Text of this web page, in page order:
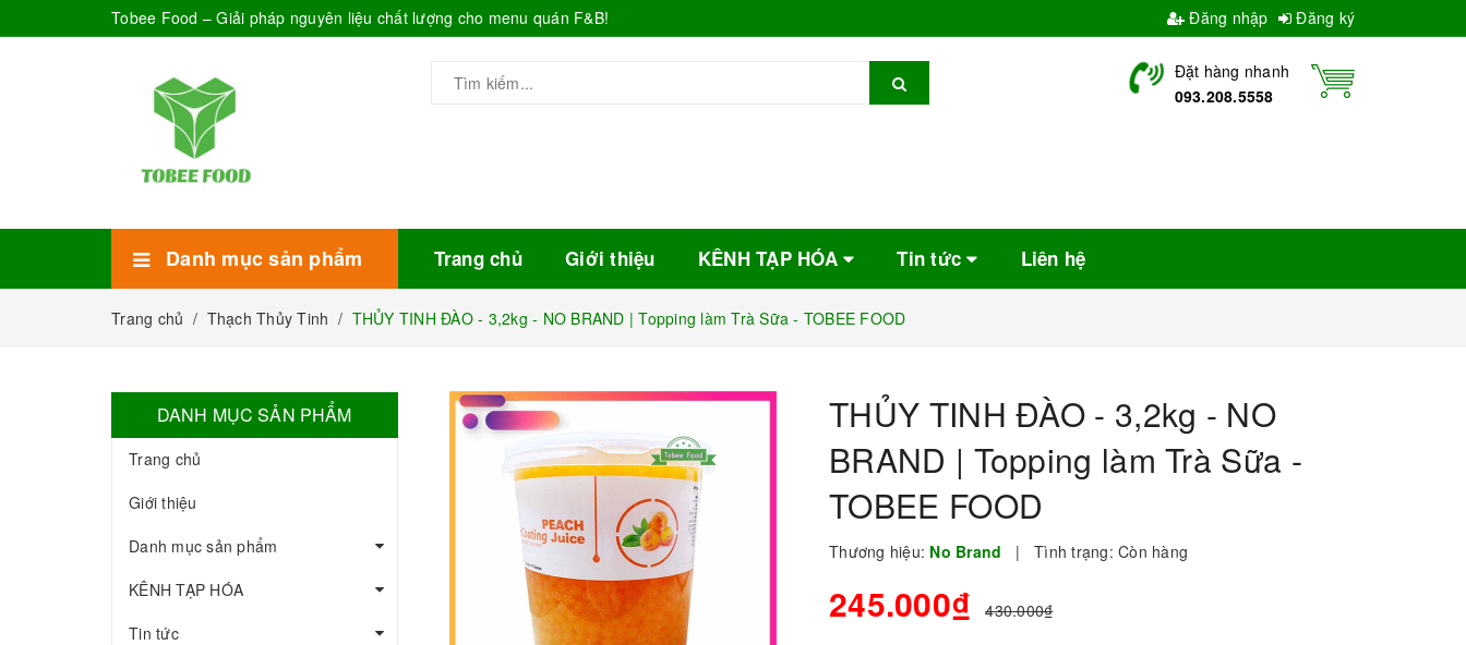
Tobee Food – Giải pháp nguyên liệu chất lượng cho menu quán F&B! Đăng nhập Đăng ký
Đặt hàng nhanh
093.208.5558
Danh mục sản phẩm Trang chủ Giới thiệu KÊNH TẠP HÓA Tin tức Liên hệ
Trang chủ / Thạch Thủy Tinh / THỦY TINH ĐÀO - 3,2kg - NO BRAND | Topping làm Trà Sữa - TOBEE FOOD
THỦY TINH ĐÀO - 3,2kg - NO
BRAND | Topping làm Trà Sữa -
TOBEE FOOD
Thương hiệu: No Brand | Tình trạng: Còn hàng
245.000₫ 430.000₫
DANH MỤC SẢN PHẨM
Trang chủ
Giới thiệu
Danh mục sản phẩm
KÊNH TẠP HÓA
Tin tức